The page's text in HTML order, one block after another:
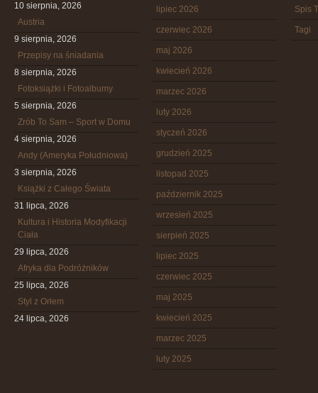
10 sierpnia, 2026
Austria
9 sierpnia, 2026
Przepisy na śniadania
8 sierpnia, 2026
Fotoksiążki i Fotoalbumy
5 sierpnia, 2026
Zrób To Sam – Sport w Domu
4 sierpnia, 2026
Andy (Ameryka Południowa)
3 sierpnia, 2026
Książki z Całego Świata
31 lipca, 2026
Kultura i Historia Modyfikacji
Ciała
29 lipca, 2026
Afryka dla Podróżników
25 lipca, 2026
Styl z Orłem
24 lipca, 2026
lipiec 2026
czerwiec 2026
maj 2026
kwiecień 2026
marzec 2026
luty 2026
styczeń 2026
grudzień 2025
listopad 2025
październik 2025
wrzesień 2025
sierpień 2025
lipiec 2025
czerwiec 2025
maj 2025
kwiecień 2025
marzec 2025
luty 2025
Spis
Tagi